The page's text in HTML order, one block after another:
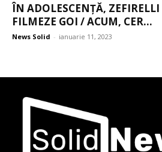
ÎN ADOLESCENȚĂ,
FILMEZE GOI / ACUM, CER...
News Solid - ianuarie 11, 2023